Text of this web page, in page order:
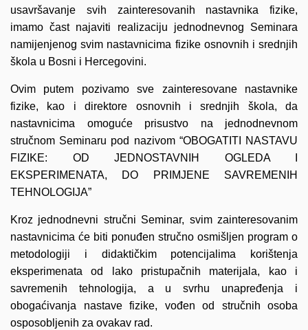
usavršavanje svih zainteresovanih nastavnika fizike,
imamo čast najaviti realizaciju jednodnevnog Seminara
namijenjenog svim nastavnicima fizike osnovnih i srednjih
škola u Bosni i Hercegovini.
Ovim putem pozivamo sve zainteresovane nastavnike
fizike, kao i direktore osnovnih i srednjih škola, da
nastavnicima omoguće prisustvo na jednodnevnom
stručnom Seminaru pod nazivom “OBOGATITI NASTAVU
FIZIKE: OD JEDNOSTAVNIH OGLEDA I
EKSPERIMENATA, DO PRIMJENE SAVREMENIH
TEHNOLOGIJA”
Kroz jednodnevni stručni Seminar, svim zainteresovanim
nastavnicima će biti ponuđen stručno osmišljen program o
metodologiji i didaktičkim potencijalima korištenja
eksperimenata od lako pristupačnih materijala, kao i
savremenih tehnologija, a u svrhu unapređenja i
obogaćivanja nastave fizike, vođen od stručnih osoba
osposobljenih za ovakav rad.